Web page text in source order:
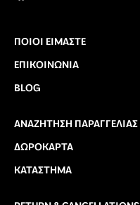
ΠΟΙΟΙ ΕΊΜΑΣΤΕ
ΕΠΙΚΟΙΝΩΝΊΑ
BLOG
ΑΝΑΖΉΤΗΣΗ ΠΑΡΑΓΓΕΛΊΑΣ
ΔΩΡΟΚΆΡΤΑ
ΚΑΤΆΣΤΗΜΑ